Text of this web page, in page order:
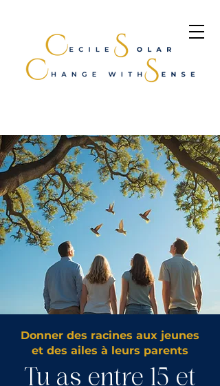
Donner des racines aux jeunes
et des ailes à leurs parents
Tu as entre 15 et